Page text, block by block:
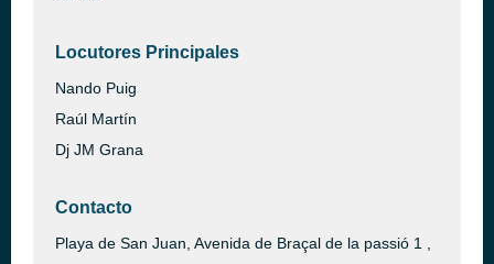
Locutores Principales
Nando Puig
Raúl Martín
Dj JM Grana
Contacto
Playa de San Juan, Avenida de Braçal de la passió 1 ,